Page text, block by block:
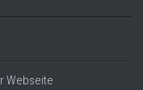
Webseite